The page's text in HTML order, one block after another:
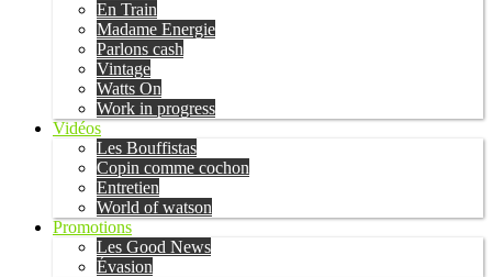
En Train
Madame Energie
Parlons cash
Vintage
Watts On
Work in progress
Vidéos
Les Bouffistas
Copin comme cochon
Entretien
World of watson
Promotions
Les Good News
Évasion